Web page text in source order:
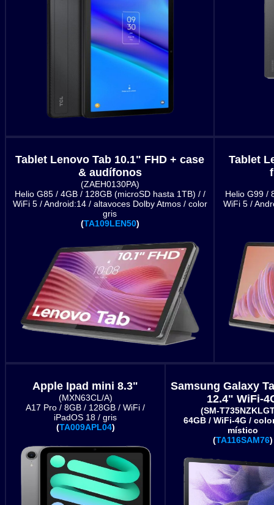
Tablet Lenovo Tab 10.1" FHD + case
& audífonos
(ZAEH0130PA)
Helio G85 / 4GB / 128GB (microSD hasta 1TB) / /
WiFi 5 / Android:14 / altavoces Dolby Atmos / color
gris
(TA109LEN50)
Tablet
Helio G99 /
WiFi 5 /
Apple Ipad mini 8.3"
(MXN63CL/A)
A17 Pro / 8GB / 128GB / WiFi /
iPadOS 18 / gris
(TA009APL04)
Samsung Galaxy
12.4" WiFi-
(SM-
64GB / WiFi-4G /
místico
(TA116SAM76)